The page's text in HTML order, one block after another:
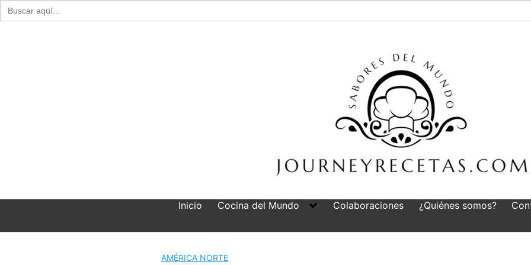
Buscar:
Inicio Cocina del Mundo Colaboraciones ¿Quiénes somos?
AMÉRICA NORTE